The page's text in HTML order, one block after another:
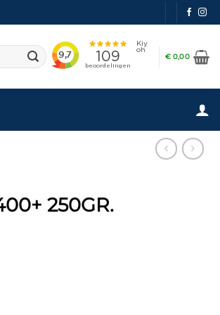
€0,00
250GR.